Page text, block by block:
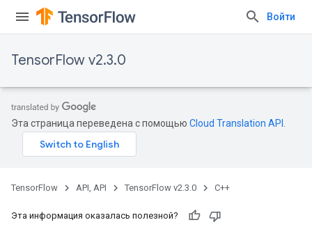
Войти
TensorFlow v2.3.0
Эта страница переведена с помощью Cloud Translation API
TensorFlow API, API TensorFlow v2.3.0 C++
Эта информация оказалась полезной?